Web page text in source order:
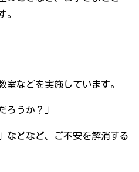
。
室などを実施しています。
ろうか？」
などなど、ご不安を解消する